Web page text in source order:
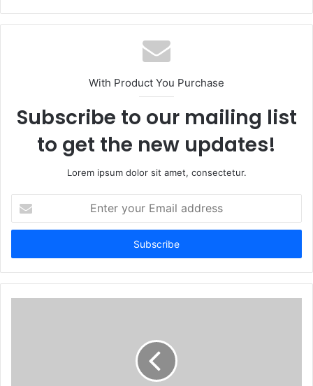
With Product You Purchase
Subscribe to our mailing list
to get the new updates!
Lorem ipsum dolor sit amet, consectetur.
your
Email